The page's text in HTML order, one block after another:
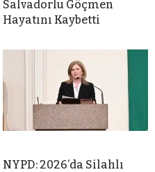
Salvadorlu Göçmen
Hayatını Kaybetti
NYPD: 2026’da Silahlı